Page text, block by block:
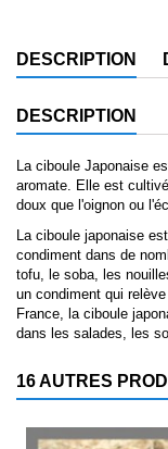
DESCRIPTION
DESCRIPTION
La ciboule Japonaise
aromate. Elle est
doux que l'oignon ou
La ciboule japonaise
condiment dans de
tofu, le soba, les
un condiment qui
France, la ciboule
dans les salades, les
16 AUTRES